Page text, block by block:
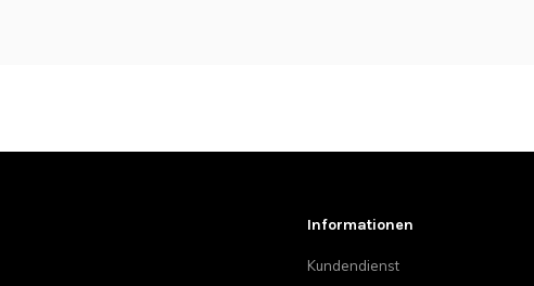
Informationen
Kundendienst